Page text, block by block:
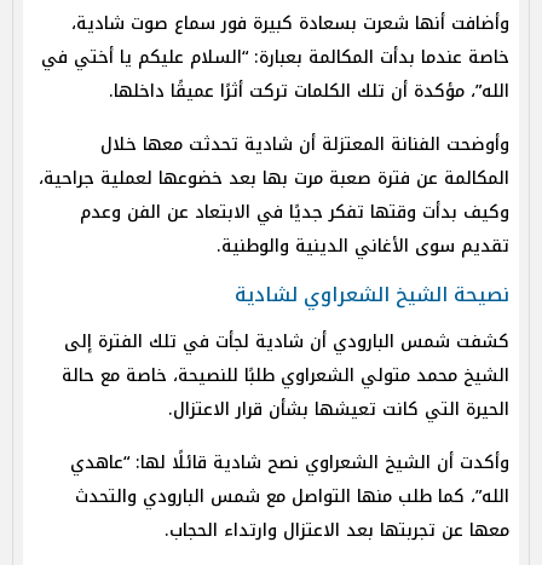
وأضافت أنها شعرت بسعادة كبيرة فور سماع صوت شادية،
خاصة عندما بدأت المكالمة بعبارة: “السلام عليكم يا أختي في
الله”، مؤكدة أن تلك الكلمات تركت أثرًا عميقًا داخلها.
وأوضحت الفنانة المعتزلة أن شادية تحدثت معها خلال
المكالمة عن فترة صعبة مرت بها بعد خضوعها لعملية جراحية،
وكيف بدأت وقتها تفكر جديًا في الابتعاد عن الفن وعدم
تقديم سوى الأغاني الدينية والوطنية.
نصيحة الشيخ الشعراوي لشادية
كشفت شمس البارودي أن شادية لجأت في تلك الفترة إلى
الشيخ محمد متولي الشعراوي طلبًا للنصيحة، خاصة مع حالة
الحيرة التي كانت تعيشها بشأن قرار الاعتزال.
وأكدت أن الشيخ الشعراوي نصح شادية قائلًا لها: “عاهدي
الله”، كما طلب منها التواصل مع شمس البارودي والتحدث
معها عن تجربتها بعد الاعتزال وارتداء الحجاب.